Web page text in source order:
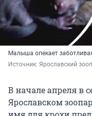
Малыша опекает
Источник: Ярославский
В начале апреля в
Ярославском